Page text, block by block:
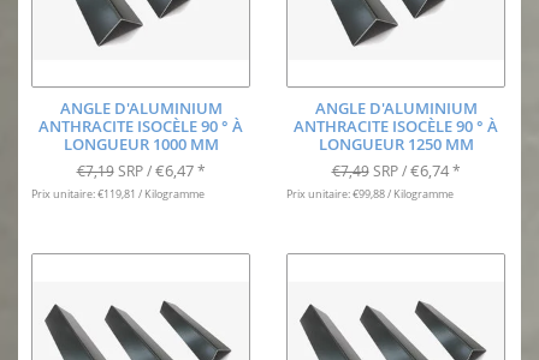
ANGLE D'ALUMINIUM
ANTHRACITE ISOCÈLE 90 ° À
LONGUEUR 1000 MM
€7,19 SRP /€6,47 *
Prix unitaire: €119,81 / Kilogramme
ANGLE D'ALUMINIUM
ANTHRACITE ISOCÈLE 90 ° À
LONGUEUR 1250 MM
€7,49 SRP /€6,74 *
Prix unitaire: €99,88 / Kilogramme